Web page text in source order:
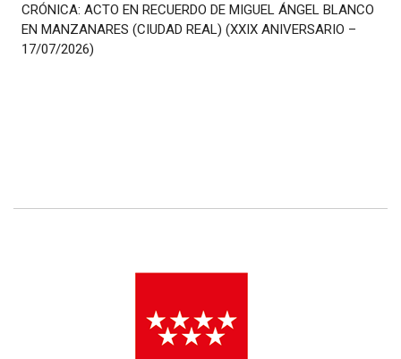
CRÓNICA: ACTO EN RECUERDO DE MIGUEL ÁNGEL BLANCO
EN MANZANARES (CIUDAD REAL) (XXIX ANIVERSARIO –
17/07/2026)